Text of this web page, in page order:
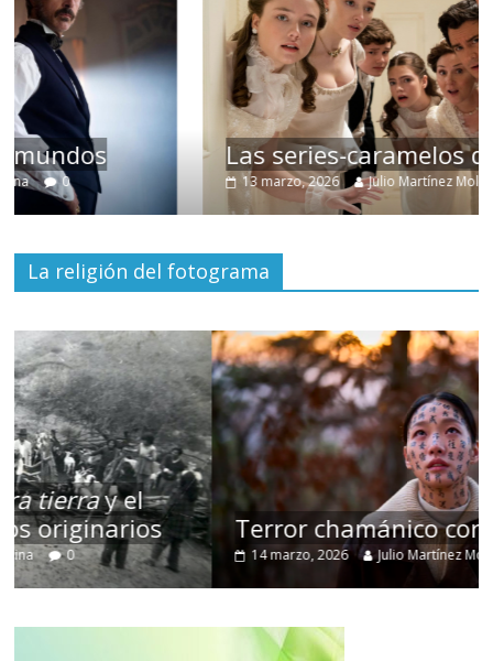
Las series-caramelos de Shondaland
13 marzo, 2026 Julio Martínez Molina 0
La religión del fotograma
Terror chamánico coreano
14 marzo, 2026 Julio Martínez Molina 0